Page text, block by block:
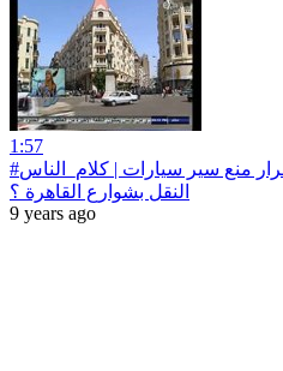
1:57
#كلام_الناس | ‎‫هل ستنتهي أزمة المرور بقرار منع سير سيارات
9 years ago